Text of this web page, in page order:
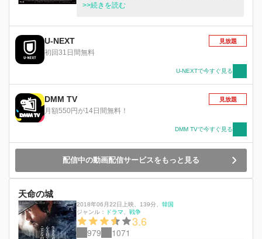
団のリーダー、キム・ウジン（コン・ユ）に接近
密偵なのか分からない中、義烈団は日本統治下の
主要施設を破壊する爆弾を京城（現ソウル）に持
ち込む計画を進めていた。そんな中、日本警察は
乱作戦が繰り広げられる緊張感の中、爆弾を積ん
だ列車は国境を越えて京城へ向かうが…。
>>続きを読む
U-NEXT
初回31日間無料
見放題
U-NEXTで今すぐ見る
DMM TV
月額550円が14日間無料！
見放題
DMM TVで今すぐ見る
配信中の動画配信サービスをもっと見る
天命の城
2018年06月22日上映 139分
韓国
ジャンル：
ドラマ 戦争
3.6
979 1071